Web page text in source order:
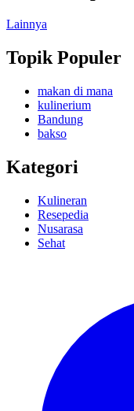
Lainnya
Topik Populer
makan di mana
kulinerium
Bandung
bakso
Kategori
Kulineran
Resepedia
Nusarasa
Sehat